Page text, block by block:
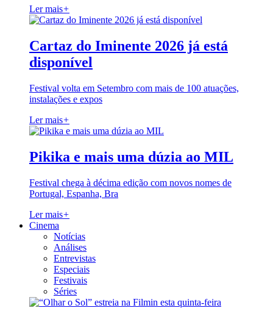
Ler mais+
Cartaz do Iminente 2026 já está
disponível
Festival volta em Setembro com mais de 100 atuações,
instalações e expos
Ler mais+
Pikika e mais uma dúzia ao MIL
Festival chega à décima edição com novos nomes de
Portugal, Espanha, Bra
Ler mais+
Cinema
Notícias
Análises
Entrevistas
Especiais
Festivais
Séries